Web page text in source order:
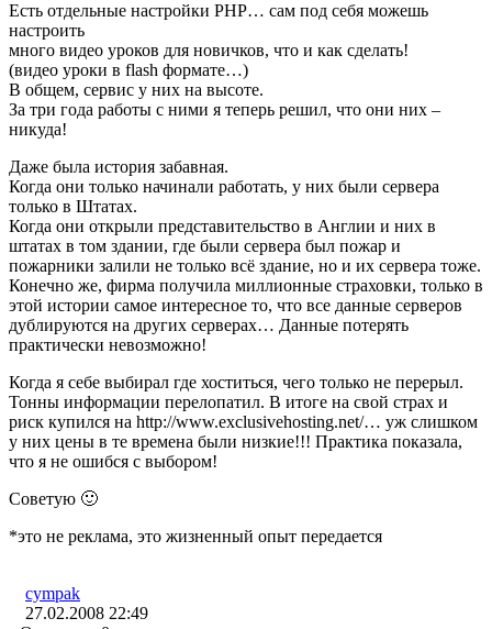
Есть отдельные настройки PHP… сам под себя можешь
настроить
много видео уроков для новичков, что и как сделать!
(видео уроки в flash формате…)
В общем, сервис у них на высоте.
За три года работы с ними я теперь решил, что они них –
никуда!
Даже была история забавная.
Когда они только начинали работать, у них были сервера
только в Штатах.
Когда они открыли представительство в Англии и них в
штатах в том здании, где были сервера был пожар и
пожарники залили не только всё здание, но и их сервера тоже.
Конечно же, фирма получила миллионные страховки, только в
этой истории самое интересное то, что все данные серверов
дублируются на других серверах… Данные потерять
практически невозможно!
Когда я себе выбирал где хоститься, чего только не перерыл.
Тонны информации перелопатил. В итоге на свой страх и
риск купился на http://www.exclusivehosting.net/… уж слишком
у них цены в те времена были низкие!!! Практика показала,
что я не ошибся с выбором!
Советую 🙂
*это не реклама, это жизненный опыт передается
cympak
27.02.2008 22:49